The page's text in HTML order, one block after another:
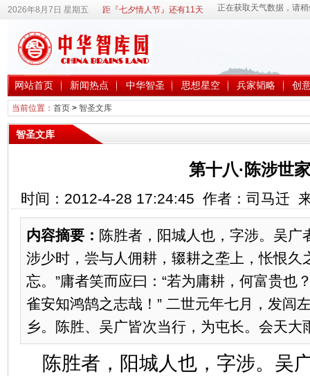
2026年8月7日 星期五 距『七夕情人节』还有11天
网站首页 新闻热点 中华智圣 思想星空 兵家韬略 创
当前位置： 首页> 智圣文库
智圣文库
第十八·陈涉世家
时间：2012-4-28 17:24:45 作者：司马迁
内容摘要： 陈胜者，阳城人也，字涉。吴广
涉少时，尝与人佣耕，辍耕之垄上，怅恨久
忘。”庸者笑而应曰：“若为庸耕，何富贵也
雀安知鸿鹄之志哉！” 二世元年七月，发闾
乡。陈胜、吴广皆次当行，为屯长。会天大
陈胜者，阳城人也，字涉。吴